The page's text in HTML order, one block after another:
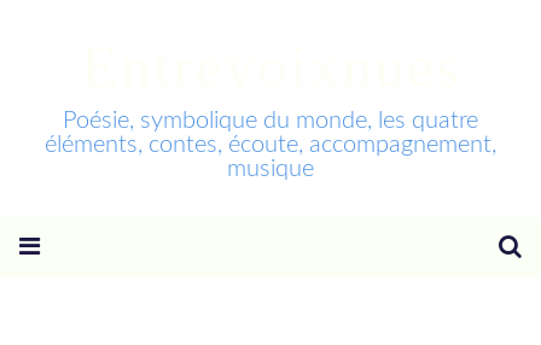
Poésie, symbolique du monde, les quatre
éléments, contes, écoute, accompagnement,
musique